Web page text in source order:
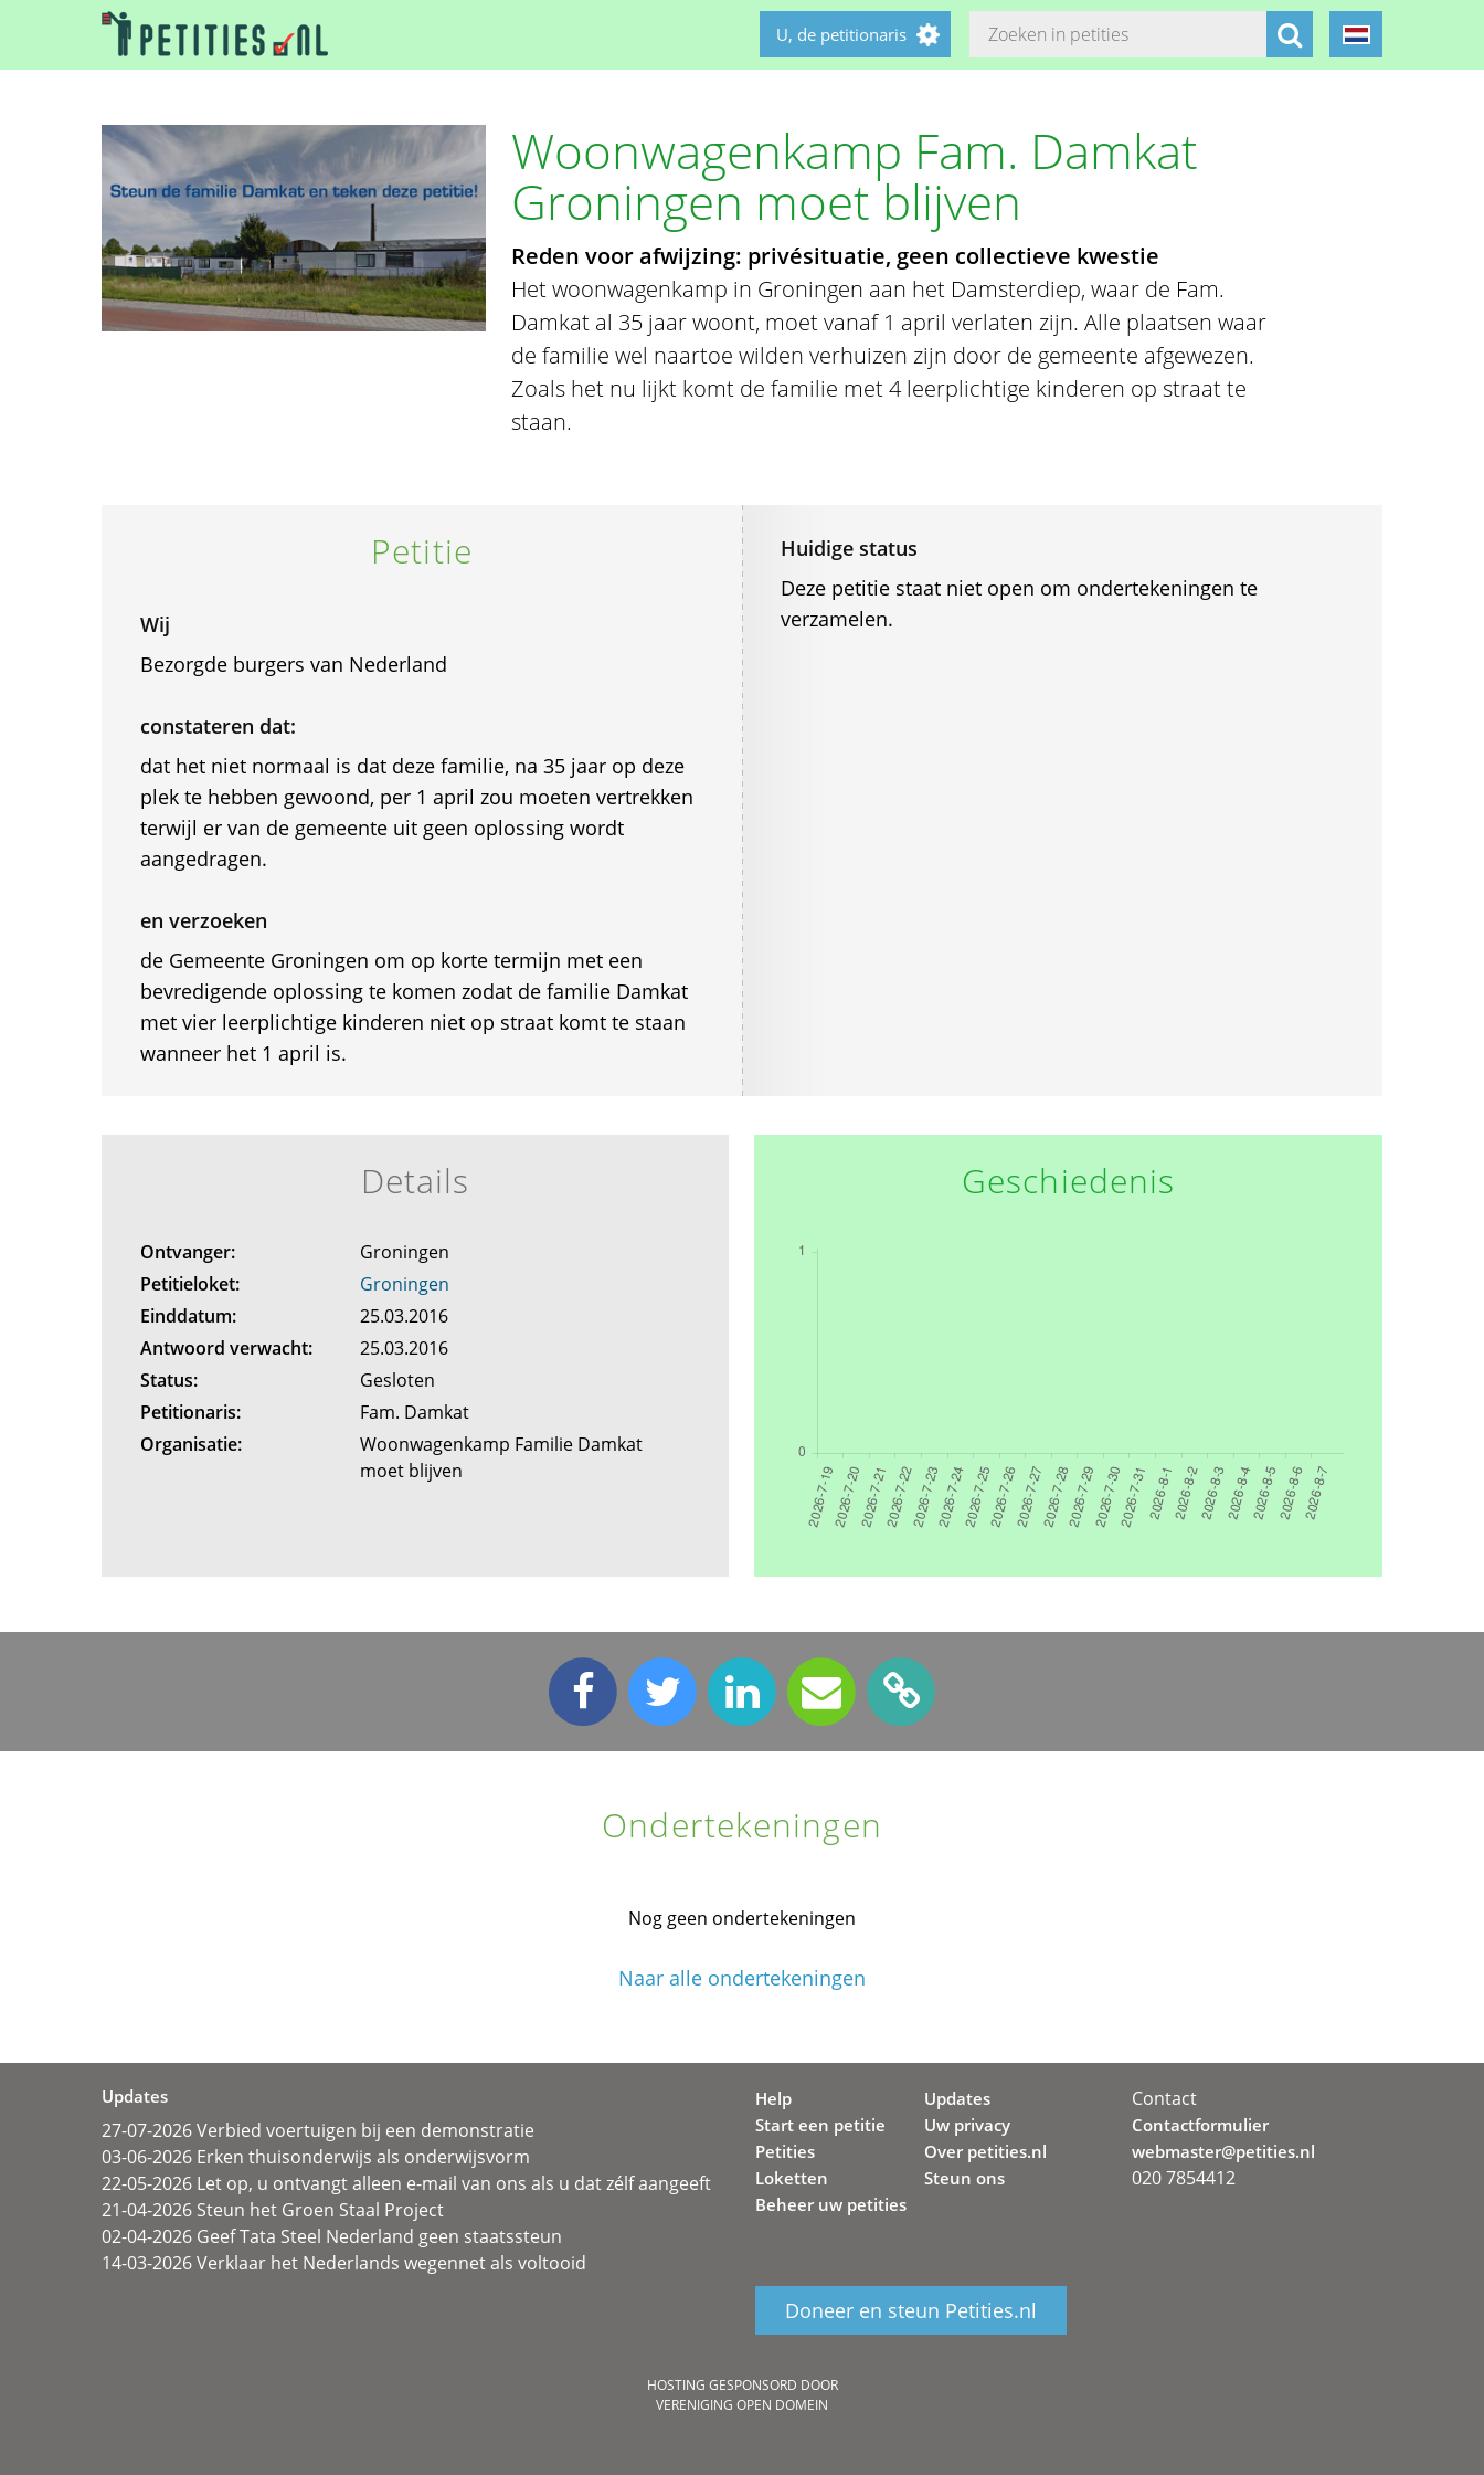
U, de petitionaris
Woonwagenkamp Fam. Damkat
Groningen moet blijven
Reden voor afwijzing: privésituatie, geen collectieve kwestie
Het woonwagenkamp in Groningen aan het Damsterdiep, waar de Fam.
Damkat al 35 jaar woont, moet vanaf 1 april verlaten zijn. Alle plaatsen waar
de familie wel naartoe wilden verhuizen zijn door de gemeente afgewezen.
Zoals het nu lijkt komt de familie met 4 leerplichtige kinderen op straat te
staan.
Petitie
Wij
Bezorgde burgers van Nederland
constateren dat:
dat het niet normaal is dat deze familie, na 35 jaar op deze
plek te hebben gewoond, per 1 april zou moeten vertrekken
terwijl er van de gemeente uit geen oplossing wordt
aangedragen.
en verzoeken
de Gemeente Groningen om op korte termijn met een
bevredigende oplossing te komen zodat de familie Damkat
met vier leerplichtige kinderen niet op straat komt te staan
wanneer het 1 april is.
Huidige status
Deze petitie staat niet open om ondertekeningen te
verzamelen.
Details
Ontvanger:
Groningen
Petitieloket:
Groningen
Einddatum:
25.03.2016
Antwoord verwacht:
25.03.2016
Status:
Gesloten
Petitionaris:
Fam. Damkat
Organisatie:
Woonwagenkamp Familie Damkat
moet blijven
Geschiedenis
Ondertekeningen
Nog geen ondertekeningen
Naar alle ondertekeningen
Updates
27-07-2026 Verbied voertuigen bij een demonstratie
03-06-2026 Erken thuisonderwijs als onderwijsvorm
22-05-2026 Let op, u ontvangt alleen e-mail van ons als u dat zélf aangeeft
21-04-2026 Steun het Groen Staal Project
02-04-2026 Geef Tata Steel Nederland geen staatssteun
14-03-2026 Verklaar het Nederlands wegennet als voltooid
Help
Start een petitie
Petities
Loketten
Beheer uw petities
Updates
Uw privacy
Over petities.nl
Steun ons
Doneer en steun Petities.nl
Contact
Contactformulier
webmaster@petities.nl
020 7854412
HOSTING GESPONSORD DOOR
VERENIGING OPEN DOMEIN